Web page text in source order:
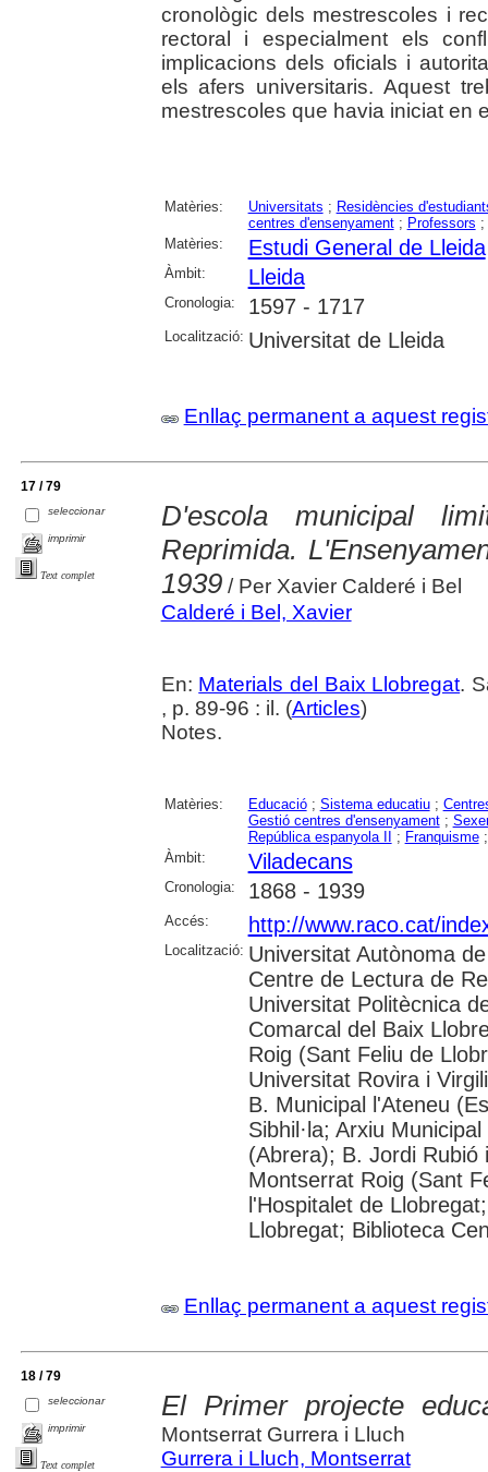
cronològic dels mestrescoles i
rectoral i especialment els
implicacions dels oficials i
els afers universitaris. Aquest
mestrescoles que havia iniciat en
Matèries: Universitats ; Residències
centres d'ensenyament; Professors ;
Matèries:
Estudi General de Lleida
Àmbit: Lleida
Cronologia: 1597 - 1717
Localització: Universitat de Lleida
Enllaç permanent a aquest
17 / 79
seleccionar
imprimir
Text complet
D'escola municipal
Reprimida.
1939/ Per Xavier Calderé i Bel
Calderé i Bel, Xavier
En: Materials del Baix Llobregat.
, p. 89-96 : il. (Articles)
Notes.
Matèries: Educació; Sistema educatiu;
Gestió centres d'ensenyament;
República espanyola II
; Franquisme
Àmbit:
Viladecans
Cronologia: 1868 - 1939
Accés: http://www.raco.cat/
Localització: Universitat Autònoma
Centre de Lectura de
Universitat Politècnica
Comarcal del Baix
Roig (Sant Feliu de
Universitat Rovira i
B. Municipal l'Ateneu
Sibhil·la; Arxiu
(Abrera); B. Jordi Rubió
Montserrat Roig (Sant
l'Hospitalet de
Llobregat; Biblioteca
Enllaç permanent a aquest
18 / 79
seleccionar
imprimir
Text complet
El Primer projecte
Montserrat Gurrera i Lluch
Gurrera i Lluch, Montserrat